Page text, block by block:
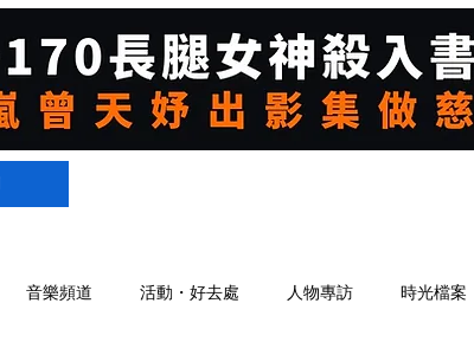
音樂頻道 活動・好去處 人物專訪 時光檔案